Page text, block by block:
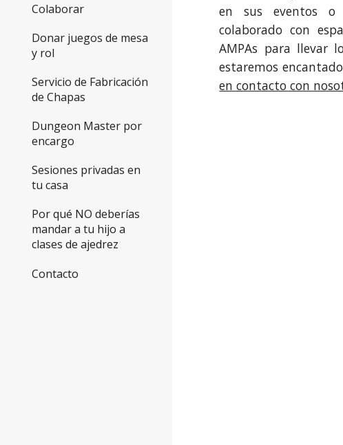
Colaborar
Donar juegos de mesa
y rol
Servicio de Fabricación
de Chapas
Dungeon Master por
encargo
Sesiones privadas en
tu casa
Por qué NO deberías
mandar a tu hijo a
clases de ajedrez
Contacto
en sus eventos o
colaborado con
AMPAs para llevar
estaremos
en contacto con